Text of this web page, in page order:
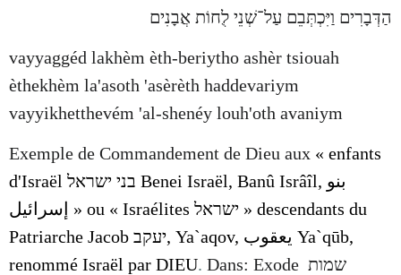
הַדְּבָרִים וַיִּכְתְּבֵם עַל־שְׁנֵי לֻחוֹת אֲבָנִים
vayyaggéd lakhèm èth-beriytho ashèr tsiouah
èthekhèm la'asoth 'asèrèth haddevariym
vayyikhetthevém 'al-shenéy louh'oth avaniym
Exemple de Commandement de Dieu aux « enfants
d'Israël בני ישראל Benei Israël, Banû Isrâîl, بنو
إسرائيل » ou « Israélites ישראל » descendants du
Patriarche Jacob יעקב, Ya`aqov, يعقوب Ya`qūb,
renommé Israël par DIEU. Dans: Exode שמות